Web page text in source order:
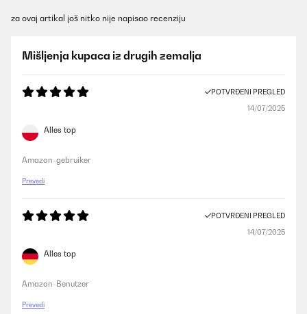
za ovaj artikal još nitko nije napisao recenziju
Mišljenja kupaca iz drugih zemalja
POTVRĐENI PREGLED
14/07/2025
Alles top
Amazon-gebruiker
Prevedi
POTVRĐENI PREGLED
14/07/2025
Alles top
Amazon-Benutzer
Prevedi